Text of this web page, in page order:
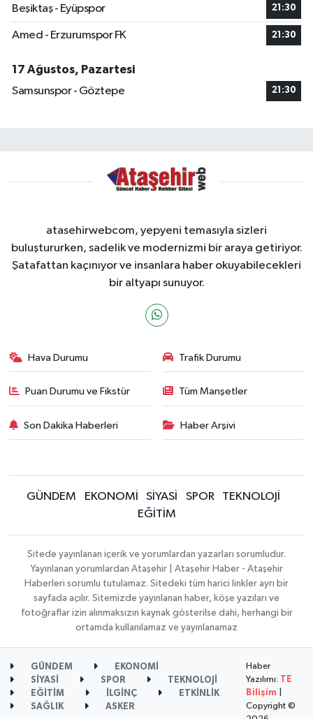
Beşiktaş - Eyüpspor 21:30
Amed - Erzurumspor FK 21:30
17 Ağustos, Pazartesi
Samsunspor - Göztepe
21:30
atasehirwebcom, yepyeni temasıyla sizleri
buluştururken, sadelik ve modernizmi bir araya getiriyor.
Şatafattan kaçınıyor ve insanlara haber okuyabilecekleri
bir altyapı sunuyor.
Hava Durumu Trafik Durumu
Puan Durumu ve Fikstür Tüm Manşetler
Son Dakika Haberleri Haber Arşivi
GÜNDEM EKONOMİ SİYASİ SPOR
TEKNOLOJİ
EĞİTİM
Sitede yayınlanan içerik ve yorumlardan yazarları sorumludur.
Yayınlanan yorumlardan Ataşehir | Ataşehir Haber - Ataşehir
Haberleri sorumlu tutulamaz. Sitedeki tüm harici linkler ayrı bir
sayfada açılır. Sitemizde yayınlanan haber, köşe yazıları ve
fotoğraflar izin alınmaksızın kaynak gösterilse dahi, herhangi bir
ortamda kullanılamaz ve yayınlanamaz
GÜNDEM
EKONOMİ
SİYASİ
SPOR
TEKNOLOJİ
EĞİTİM
İLGİNÇ
ETKİNLİK
SAĞLIK
ASKER
Haber
Yazılımı:
TE
Bilişim
Copyright ©